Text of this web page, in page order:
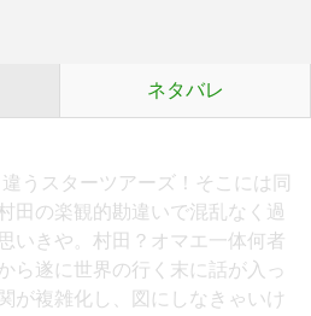
ネタバレ
うスターツアーズ！そこには同
田の楽観的勘違いで混乱なく過
いきや。村田？オマエ一体何者
ら遂に世界の行く末に話が入っ
が複雑化し、図にしなきゃいけ